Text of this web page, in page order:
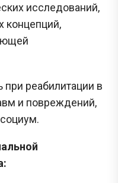
исследований,
концепций,
реабилитации в
и повреждений,